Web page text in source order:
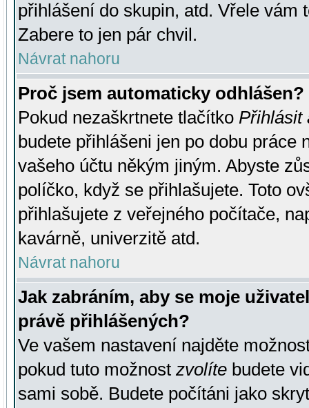
přihlášení do skupin, atd. Vřele vám
Zabere to jen pár chvil.
Návrat nahoru
Proč jsem automaticky odhlášen?
Pokud nezaškrtnete tlačítko Přihlásit
budete přihlášeni jen po dobu práce
vašeho účtu někým jiným. Abyste
políčko, když se přihlašujete. Toto
přihlašujete z veřejného počítače,
kavárně, univerzitě atd.
Návrat nahoru
Jak zabráním, aby se moje
právě přihlášených?
Ve vašem nastavení najděte
pokud tuto možnost zvolíte budete
sami sobě. Budete počítáni jako